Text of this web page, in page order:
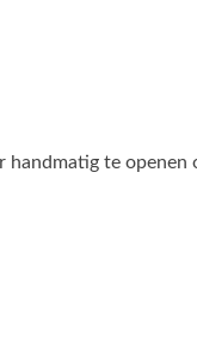
handmatig te openen